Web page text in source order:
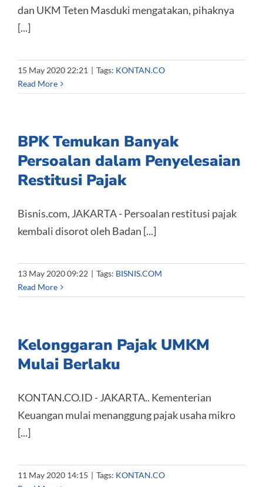
dan UKM Teten Masduki mengatakan, pihaknya
[...]
15 May 2020 22:21 | Tags: KONTAN.CO
Read More
BPK Temukan Banyak
Persoalan dalam Penyelesaian
Restitusi Pajak
Bisnis.com, JAKARTA - Persoalan restitusi pajak
kembali disorot oleh Badan [...]
13 May 2020 09:22 | Tags: BISNIS.COM
Read More
Kelonggaran Pajak UMKM
Mulai Berlaku
KONTAN.CO.ID - JAKARTA.. Kementerian
Keuangan mulai menanggung pajak usaha mikro
[...]
11 May 2020 14:15 | Tags: KONTAN.CO